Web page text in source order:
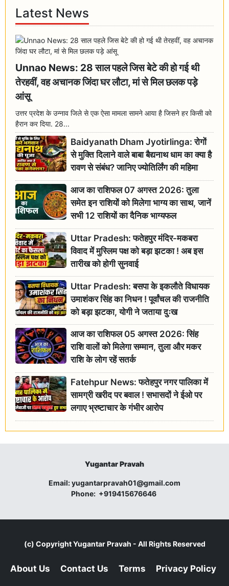
Latest News
Unnao News: 28 साल पहले जिस बेटे की हो गई थी
तेरहवीं, वह अचानक जिंदा घर लौटा, मां से मिल छलक पड़े
आंसू
उत्तर प्रदेश के उन्नाव जिले से एक ऐसा मामला सामने आया है जिसने हर किसी को
हैरान कर दिया. 28...
Baidyanath Dham Jyotirlinga: रोगों
से मुक्ति दिलाने वाले बाबा बैद्यनाथ धाम का क्या है
रावण से संबंध? जानिए ज्योतिर्लिंग की महिमा
आज का राशिफल 07 अगस्त 2026: तुला
समेत इन राशियों को मिलेगा भाग्य का साथ, जानें
सभी 12 राशियों का दैनिक भाग्यफल
Uttar Pradesh: फतेहपुर मंदिर-मकबरा
विवाद में मुस्लिम पक्ष को बड़ा झटका ! अब इस
तारीख को होगी सुनवाई
Uttar Pradesh: बसपा के इकलौते विधायक
उमाशंकर सिंह का निधन ! पूर्वांचल की राजनीति
को बड़ा झटका, योगी ने जताया दुःख
आज का राशिफल 05 अगस्त 2026: सिंह
राशि वालों को मिलेगा सम्मान, तुला और मकर
राशि के लोग रहें सतर्क
Fatehpur News: फतेहपुर नगर पालिका में
सामग्री खरीद पर बवाल ! सभासदों ने ईओ पर
लगाए भ्रष्टाचार के गंभीर आरोप
Yugantar Pravah
Email:yugantarpravah01@gmail.com
Phone: +919415676646
(c) CopyrightYugantar Pravah - All Rights Reserved
About Us Contact Us Terms Privacy Policy